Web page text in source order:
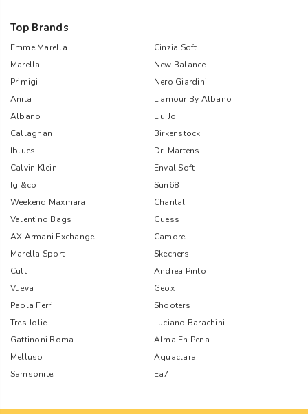
Top Brands
Emme Marella
Cinzia Soft
Marella
New Balance
Primigi
Nero Giardini
Anita
L'amour By Albano
Albano
Liu Jo
Callaghan
Birkenstock
Iblues
Dr. Martens
Calvin Klein
Enval Soft
Igi&co
Sun68
Weekend Maxmara
Chantal
Valentino Bags
Guess
AX Armani Exchange
Camore
Marella Sport
Skechers
Cult
Andrea Pinto
Vueva
Geox
Paola Ferri
Shooters
Tres Jolie
Luciano Barachini
Gattinoni Roma
Alma En Pena
Melluso
Aquaclara
Samsonite
Ea7